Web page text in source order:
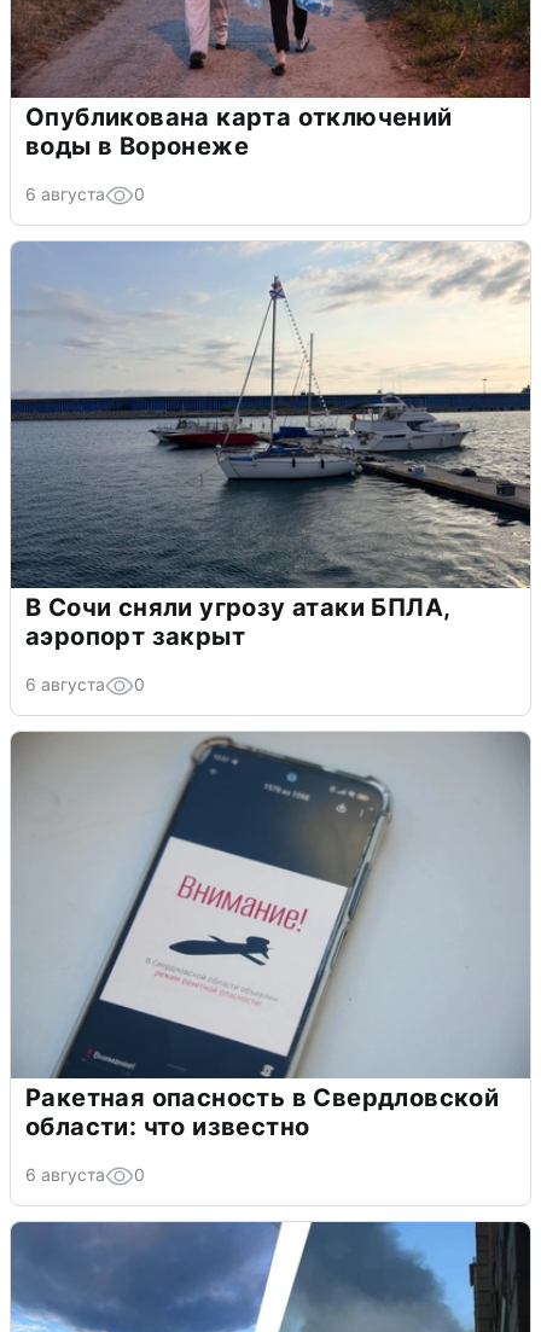
Опубликована карта отключений
воды в Воронеже
6 августа 0
В Сочи сняли угрозу атаки БПЛА,
аэропорт закрыт
6 августа 0
Ракетная опасность в Свердловской
области: что известно
6 августа 0